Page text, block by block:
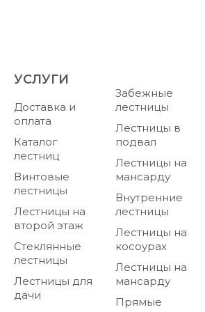
УСЛУГИ
Доставка и
оплата
Каталог
лестниц
Винтовые
лестницы
Лестницы на
второй этаж
Стеклянные
лестницы
Лестницы для
дачи
Забежные
лестницы
Лестницы в
подвал
Лестницы на
мансарду
Внутренние
лестницы
Лестницы на
косоурах
Лестницы на
мансарду
Прямые